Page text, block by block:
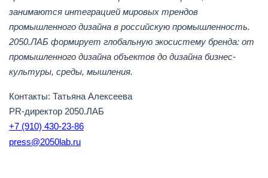
занимаются интеграцией мировых трендов
промышленного дизайна в российскую промышленность.
2050.ЛАБ формирует глобальную экосистему бренда: от
промышленного дизайна объектов до дизайна бизнес-
культуры, среды, мышления.
Контакты: Татьяна Алексеева
PR-директор 2050.ЛАБ
+7 (910) 430-23-86
press@2050lab.ru